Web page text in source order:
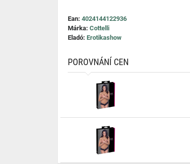
Ean: 4024144122936
Márka: Cottelli
Eladó: Erotikashow
POROVNÁNÍ CEN